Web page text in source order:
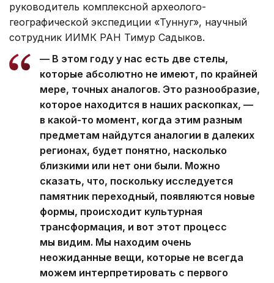
руководитель комплексной археолого-
географической экспедиции «Туннуг», научный
сотрудник ИИМК РАН Тимур Садыков.
— В этом году у нас есть две стелы,
которые абсолютно не имеют, по крайней
мере, точных аналогов. Это разнообразие,
которое находится в наших раскопках, —
в какой-то момент, когда этим разным
предметам найдутся аналогии в далеких
регионах, будет понятно, насколько
близкими или нет они были. Можно
сказать, что, поскольку исследуется
памятник переходный, появляются новые
формы, происходит культурная
трансформация, и вот этот процесс
мы видим. Мы находим очень
неожиданные вещи, которые не всегда
можем интерпретировать с первого